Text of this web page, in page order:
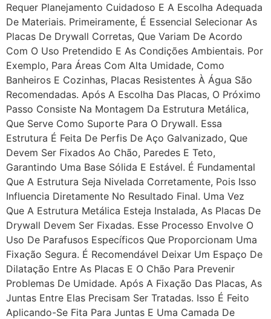
Requer Planejamento Cuidadoso E A Escolha Adequada
De Materiais. Primeiramente, É Essencial Selecionar As
Placas De Drywall Corretas, Que Variam De Acordo
Com O Uso Pretendido E As Condições Ambientais. Por
Exemplo, Para Áreas Com Alta Umidade, Como
Banheiros E Cozinhas, Placas Resistentes À Água São
Recomendadas. Após A Escolha Das Placas, O Próximo
Passo Consiste Na Montagem Da Estrutura Metálica,
Que Serve Como Suporte Para O Drywall. Essa
Estrutura É Feita De Perfis De Aço Galvanizado, Que
Devem Ser Fixados Ao Chão, Paredes E Teto,
Garantindo Uma Base Sólida E Estável. É Fundamental
Que A Estrutura Seja Nivelada Corretamente, Pois Isso
Influencia Diretamente No Resultado Final. Uma Vez
Que A Estrutura Metálica Esteja Instalada, As Placas De
Drywall Devem Ser Fixadas. Esse Processo Envolve O
Uso De Parafusos Específicos Que Proporcionam Uma
Fixação Segura. É Recomendável Deixar Um Espaço De
Dilatação Entre As Placas E O Chão Para Prevenir
Problemas De Umidade. Após A Fixação Das Placas, As
Juntas Entre Elas Precisam Ser Tratadas. Isso É Feito
Aplicando-Se Fita Para Juntas E Uma Camada De